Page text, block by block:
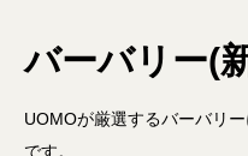
バーバリー(
UOMOが厳選するバーバリ
です。